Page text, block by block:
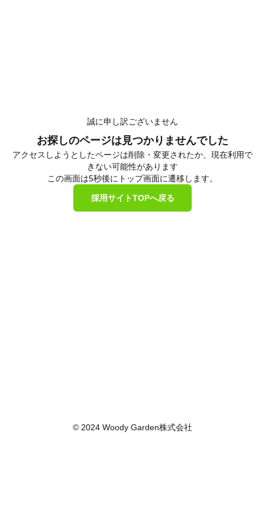
誠に申し訳ございません
お探しのページは見つかりませんでした
アクセスしようとしたページは削除・変更されたか、現在利用で
きない可能性があります
この画面は5秒後にトップ画面に遷移します。
採用サイトTOPへ戻る
© 2024 Woody Garden株式会社